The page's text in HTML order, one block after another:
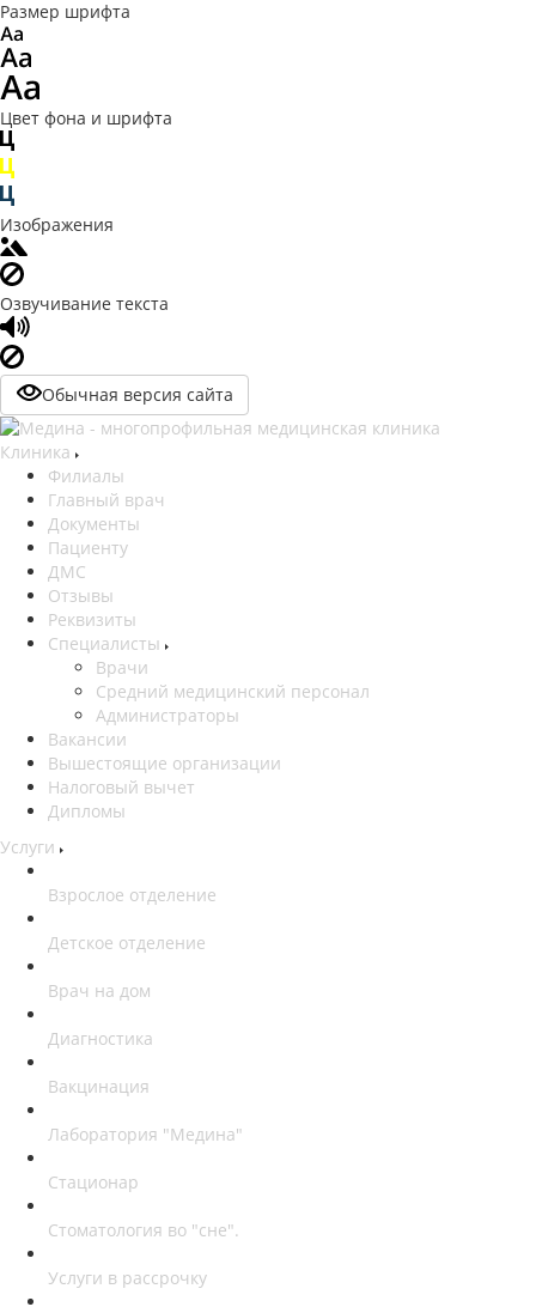
Размер шрифта
Цвет фона и шрифта
Изображения
Озвучивание текста
Обычная версия сайта
Клиника
Филиалы
Главный врач
Документы
Пациенту
ДМС
Отзывы
Реквизиты
Специалисты
Врачи
Средний медицинский персонал
Администраторы
Вакансии
Вышестоящие организации
Налоговый вычет
Дипломы
Услуги
Взрослое отделение
Детское отделение
Врач на дом
Диагностика
Вакцинация
Лаборатория "Медина"
Стационар
Стоматология во "сне".
Услуги в рассрочку